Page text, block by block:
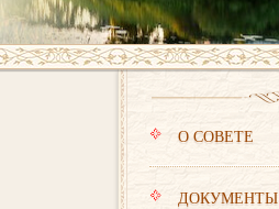
О СОВЕТЕ
ДОКУМЕНТЫ